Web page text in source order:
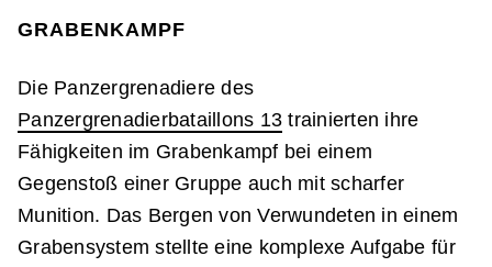
GRABENKAMPF
Die Panzergrenadiere des
Panzergrenadierbataillons 13 trainierten ihre
Fähigkeiten im Grabenkampf bei einem
Gegenstoß einer Gruppe auch mit scharfer
Munition. Das Bergen von Verwundeten in einem
Grabensystem stellte eine komplexe Aufgabe für